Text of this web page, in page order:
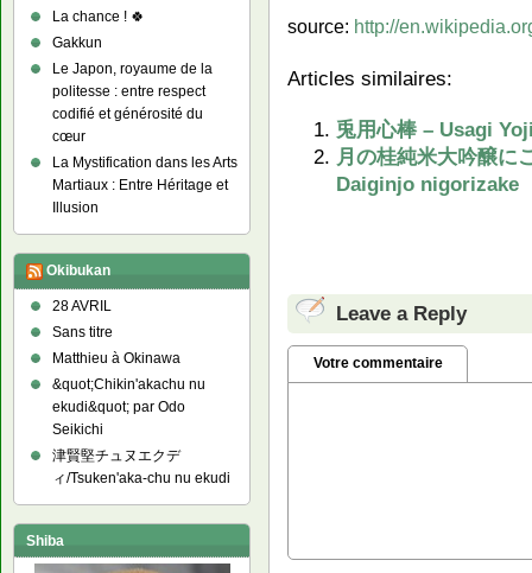
source: http://
Articles similaires:
兎用心棒 – Usagi
月の桂純米大吟醸に
Daiginjo nigorizake
Leave a Reply
Votre commentaire
La chance ! 🍀
Gakkun
Le Japon, royaume de la
politesse : entre respect
codifié et générosité du
cœur
La Mystification dans les Arts
Martiaux : Entre Héritage et
Illusion
Okibukan
28 AVRIL
Sans titre
Matthieu à Okinawa
&quot;Chikin'akachu nu
ekudi&quot; par Odo
Seikichi
津賢堅チュヌエクデ
ィ/Tsuken'aka-chu nu ekudi
Shiba